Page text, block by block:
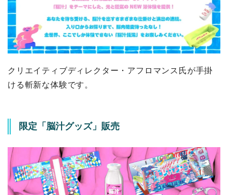
クリエイティブディレクター・アフロマンス氏が手掛
ける斬新な体験です。
限定「脳汁グッズ」販売